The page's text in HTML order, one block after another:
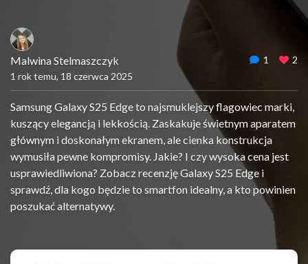
Malwina Stelmaszczyk
1 rok temu, 18 czerwca 2025
1 2
Samsung Galaxy S25 Edge to najsmuklejszy flagowiec marki,
kuszący elegancją i lekkością. Zaskakuje świetnym aparatem
głównym i doskonałym ekranem, ale cienka konstrukcja
wymusiła pewne kompromisy. Jakie? I czy wysoka cena jest
usprawiedliwiona? Zobacz recenzję Galaxy S25 Edge i
sprawdź, dla kogo będzie to smartfon idealny, a kto powinien
poszukać alternatywy.